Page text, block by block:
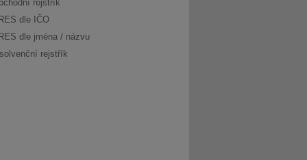
rejstřík
dle IČO
dle jména / názvu
rejstřík